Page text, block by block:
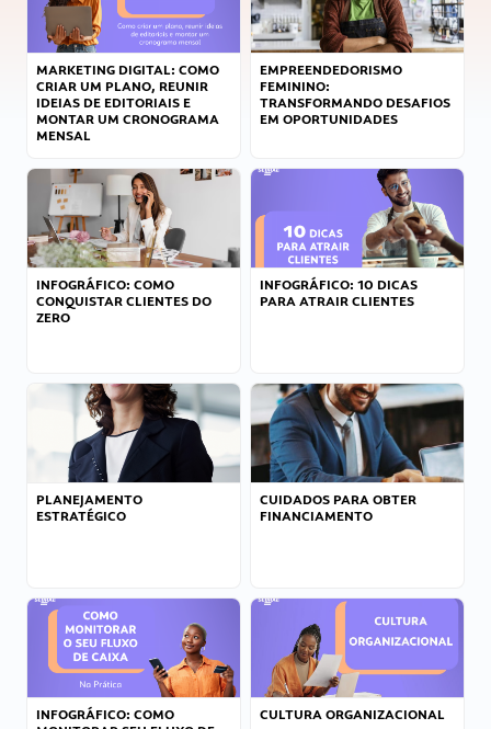
MARKETING DIGITAL: COMO
CRIAR UM PLANO, REUNIR
IDEIAS DE EDITORIAIS E
MONTAR UM CRONOGRAMA
MENSAL
EMPREENDEDORISMO
FEMININO:
TRANSFORMANDO DESAFIOS
EM OPORTUNIDADES
INFOGRÁFICO: COMO
CONQUISTAR CLIENTES DO
ZERO
INFOGRÁFICO: 10 DICAS
PARA ATRAIR CLIENTES
PLANEJAMENTO
ESTRATÉGICO
CUIDADOS PARA OBTER
FINANCIAMENTO
INFOGRÁFICO: COMO
CULTURA ORGANIZACIONAL